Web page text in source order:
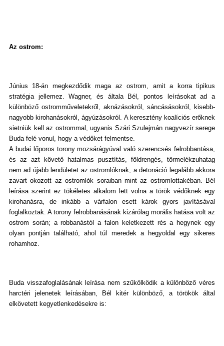
Az ostrom:
Június 18-án megkezdődik maga az ostrom, amit a korra tipikus
stratégia jellemez. Wagner, és általa Bél, pontos leírásokat ad a
különböző ostromműveletekről, aknázásokról, sáncásásokról, kisebb-
nagyobb kirohanásokról, ágyúzásokról. A keresztény koalíciós erőknek
sietniük kell az ostrommal, ugyanis Szári Szulejmán nagyvezír serege
Buda felé vonul, hogy a védőket felmentse.
A budai lőporos torony mozsárágyúval való szerencsés felrobbantása,
és az azt követő hatalmas pusztítás, földrengés, törmelékzuhatag
nem ad újabb lendületet az ostromlóknak; a detonáció legalább akkora
zavart okozott az ostromlók soraiban mint az ostromlottakéban. Bél
leírása szerint ez tökéletes alkalom lett volna a török védőknek egy
kirohanásra, de inkább a várfalon esett károk gyors javításával
foglalkoztak. A torony felrobbanásának kizárólag morális hatása volt az
ostrom során; a robbanástól a falon keletkezett rés a hegynek egy
olyan pontján található, ahol túl meredek a hegyoldal egy sikeres
rohamhoz.
Buda visszafoglalásának leírása nem szűkölködik a különböző véres
harctéri jelenetek leírásában, Bél kitér különböző, a törökök által
elkövetett kegyetlenkedésekre is: